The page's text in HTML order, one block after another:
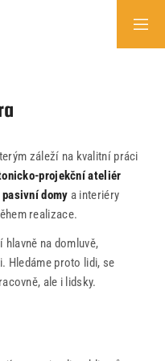
záleží na kvalitní práci
projekční ateliér
pasivní domy a interiéry
realizace.
hlavně na domluvě,
. Hledáme proto lidi, se
ale i lidsky.